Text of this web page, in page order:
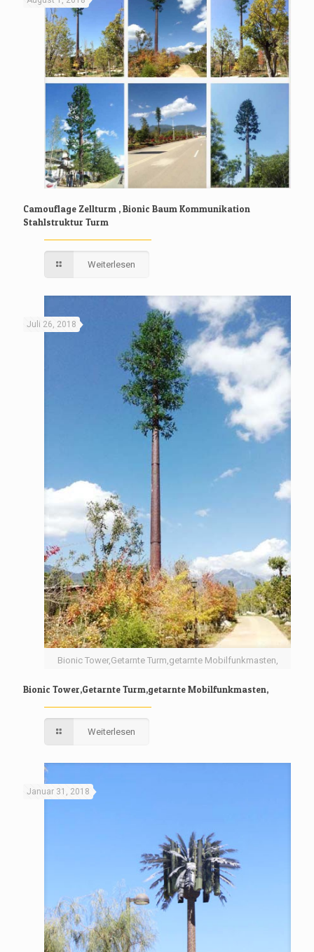
Camouflage Zellturm , Bionic Baum Kommunikation
Stahlstruktur Turm
Weiterlesen
Bionic Tower,Getarnte Turm,getarnte Mobilfunkmasten,
Juli 26, 2018
Bionic Tower,Getarnte Turm,getarnte Mobilfunkmasten,
Weiterlesen
Januar 31, 2018